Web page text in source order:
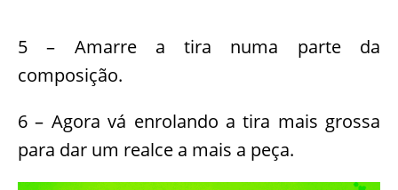
5 – Amarre a tira numa parte da
composição.
6 – Agora vá enrolando a tira mais grossa
para dar um realce a mais a peça.